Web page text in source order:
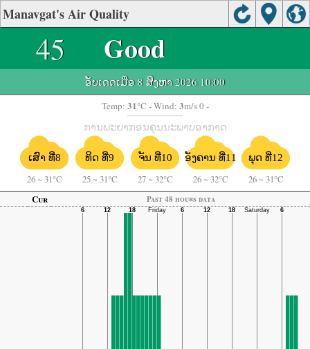
Manavgat's Air Quality
45 Good
ອັບເດດເມື່ອ 8 ສິງຫາ 2026 10:00
Temp: 31°C - Wind: 3m/s 0 -
ການພະຍາກອນຄຸນນະພາບອາກາດ
ເສົາ ທີ່8
26 ~ 31°C
ທິດ ທີ່9
25 ~ 31°C
ຈັນ ທີ່10
27 ~ 32°C
ອັງຄານ ທີ່11
26 ~ 32°C
ພຸດ ທີ່12
26 ~ 31°C
Cur
Past 48 hours data